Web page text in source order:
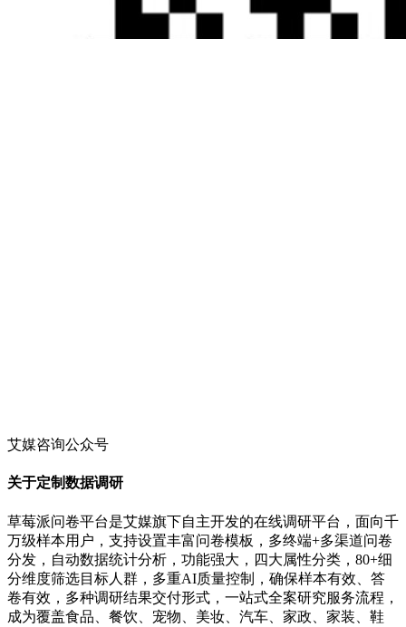
艾媒咨询公众号
关于定制数据调研
草莓派问卷平台是艾媒旗下自主开发的在线调研平台，面向千
万级样本用户，支持设置丰富问卷模板，多终端+多渠道问卷
分发，自动数据统计分析，功能强大，四大属性分类，80+细
分维度筛选目标人群，多重AI质量控制，确保样本有效、答
卷有效，多种调研结果交付形式，一站式全案研究服务流程，
成为覆盖食品、餐饮、宠物、美妆、汽车、家政、家装、鞋